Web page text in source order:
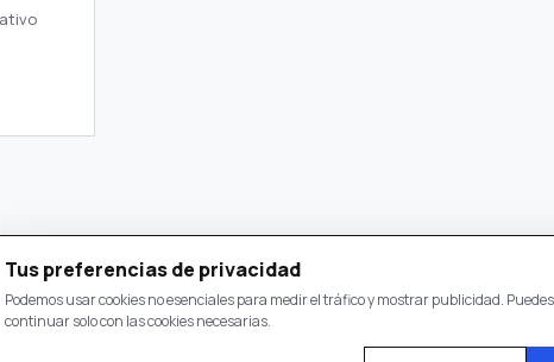
Tus preferencias de privacidad
Podemos usar cookies no esenciales para medir el tráfico y mostrar publicidad.
continuar solo con las cookies necesarias.